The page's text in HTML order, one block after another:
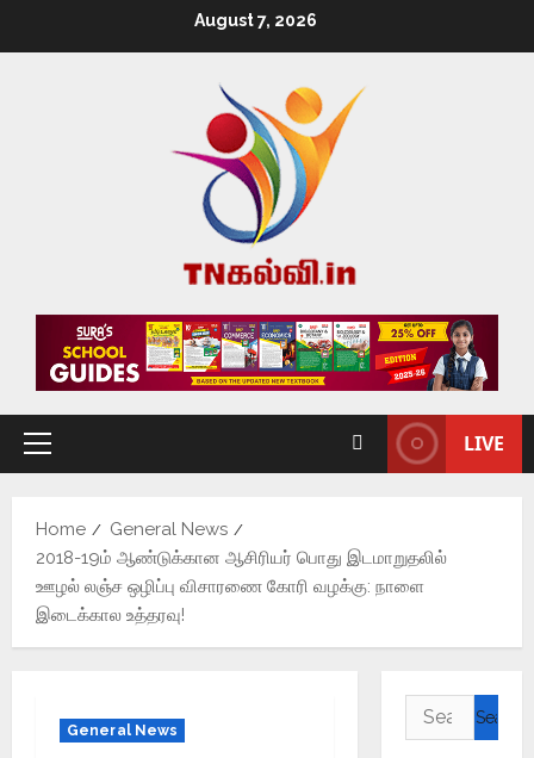
August 7, 2026
LIVE
Home
General News
2018-19ம் ஆண்டுக்கான ஆசிரியர் பொது இடமாறுதலில்
ஊழல் லஞ்ச ஒழிப்பு விசாரணை கோரி வழக்கு: நாளை
இடைக்கால உத்தரவு!
General News